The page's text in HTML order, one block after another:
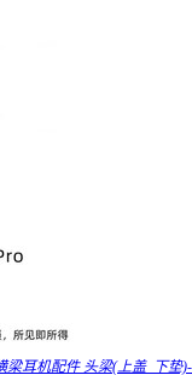
梁耳机配件 头梁(上盖_下垫)-